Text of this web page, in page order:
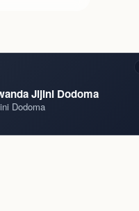
Jijini Dodoma
Dodoma